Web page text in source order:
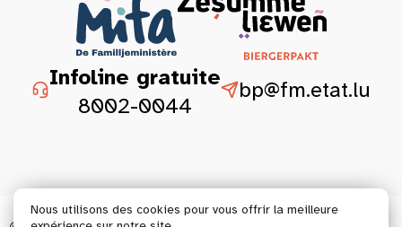
Infoline gratuite
8002-0044
bp@fm.etat.lu
Nous utilisons des cookies pour vous offrir la meilleure